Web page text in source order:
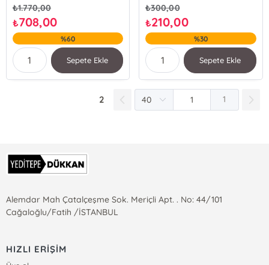
John Ibbitson
Edward D. Melillo
Herman Narula
₺1.770,00
₺708,00
%60
Sepete Ekle
₺300,00
₺210,00
%30
Sepete Ekle
2 1
Alemdar Mah Çatalçeşme Sok. Meriçli Apt. . No: 44/101
Cağaloğlu/Fatih /İSTANBUL
HIZLI ERİŞİM